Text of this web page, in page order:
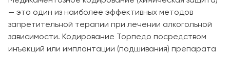
— это один из наиболее эффективных методов
запретительной терапии при лечении алкогольной
зависимости. Кодирование Торпедо посредством
инъекций или имплантации (подшивания) препарата